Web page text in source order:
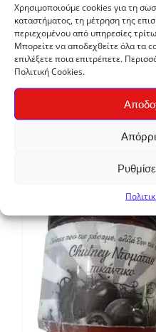
Χρησιμοποιούμε cookies για τη
καταστήματος, τη μέτρηση της
περιεχομένου από υπηρεσίες
Μπορείτε να αποδεχθείτε όλα τα
επιλέξετε ποια επιτρέπετε.
Πολιτική Cookies.
Μουστάρδα
€2,22